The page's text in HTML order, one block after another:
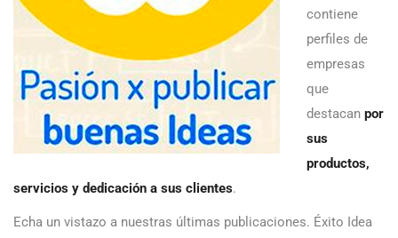
contiene
perfiles de
empresas
que
destacan por
sus
productos,
servicios y dedicación a sus clientes.
Echa un vistazo a nuestras últimas publicaciones. Éxito Idea